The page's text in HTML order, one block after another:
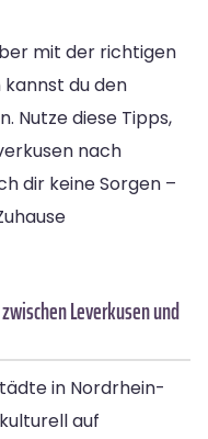
mit der richtigen
du den
Nutze diese Tipps,
nach
dir keine Sorgen –
Leverkusen und
in Nordrhein-
auf